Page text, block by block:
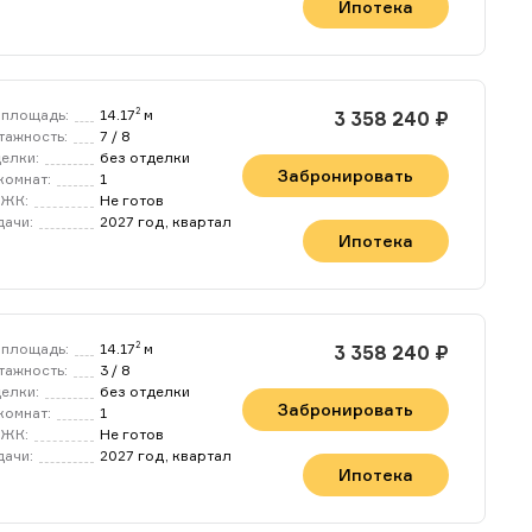
Ипотека
14.172 м
7 / 8
без отделки
1
ЖК:
Не готов
2027 год, квартал
3 358 240 ₽
Забронировать
Ипотека
14.172 м
3 / 8
без отделки
1
ЖК:
Не готов
2027 год, квартал
3 358 240 ₽
Забронировать
Ипотека
сделки!
совместные
Недвижимость
актуальность